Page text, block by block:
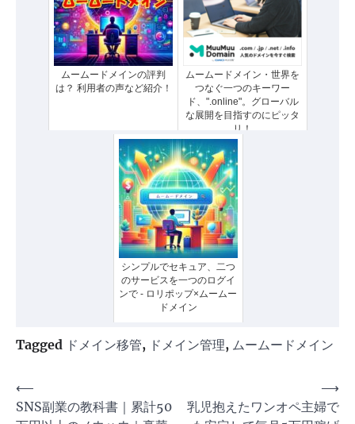
ムームードメインの評判
は？ 利用者の声など紹介！
ムームードメイン・世界を
つなぐ一つのキーワー
ド、".online"。グローバル
な展開を目指すのにピッタ
リ！
シンプルでセキュア、二つ
のサービスを一つのログイ
ンで - ロリポップ×ムームー
ドメイン
Tagged ドメイン移管, ドメイン管理, ムームードメイン
投
稿
⟵
SNS副業の教科書｜累計50
乳児抱えたワンオペ主婦で
⟶